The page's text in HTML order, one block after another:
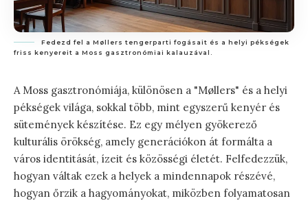
Fedezd fel a Møllers tengerparti fogásait és a helyi pékségek
friss kenyereit a Moss gasztronómiai kalauzával.
A Moss gasztronómiája, különösen a "Møllers" és a helyi
pékségek világa, sokkal több, mint egyszerű kenyér és
sütemények készítése. Ez egy mélyen gyökerező
kulturális örökség, amely generációkon át formálta a
város identitását, ízeit és közösségi életét. Felfedezzük,
hogyan váltak ezek a helyek a mindennapok részévé,
hogyan őrzik a hagyományokat, miközben folyamatosan